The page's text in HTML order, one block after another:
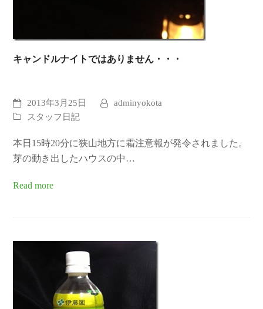
キャンドルナイトではありません・・・
2013年3月25日
adminyokota
スタッフ日記
本日15時20分に狭山地方に霜注意報が発令されました。
芽の動き出したハウスの中…
Read more